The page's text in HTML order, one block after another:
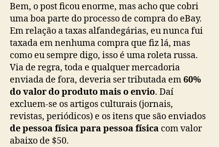
Bem, o post ficou enorme, mas acho que cobri
uma boa parte do processo de compra do eBay.
Em relação a taxas alfandegárias, eu nunca fui
taxada em nenhuma compra que fiz lá, mas
como eu sempre digo, isso é uma roleta russa.
Via de regra, toda e qualquer mercadoria
enviada de fora, deveria ser tributada em60%
do valor do produto mais o envio. Daí
excluem-se os artigos culturais (jornais,
revistas, periódicos) e os itens que são enviados
de pessoa física para pessoa física com valor
abaixo de $50.